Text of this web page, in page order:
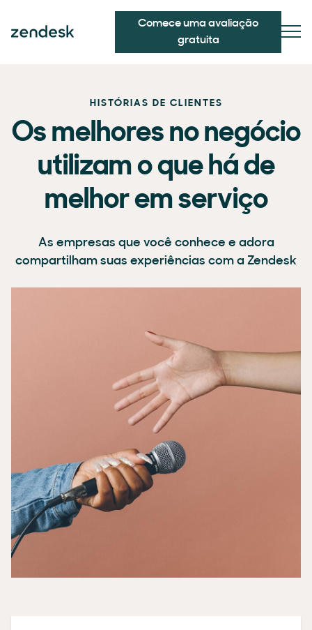
Comece uma avaliação
gratuita
HISTÓRIAS DE CLIENTES
Os melhores no negócio
utilizam o que há de
melhor em serviço
As empresas que você conhece e adora
compartilham suas experiências com a Zendesk